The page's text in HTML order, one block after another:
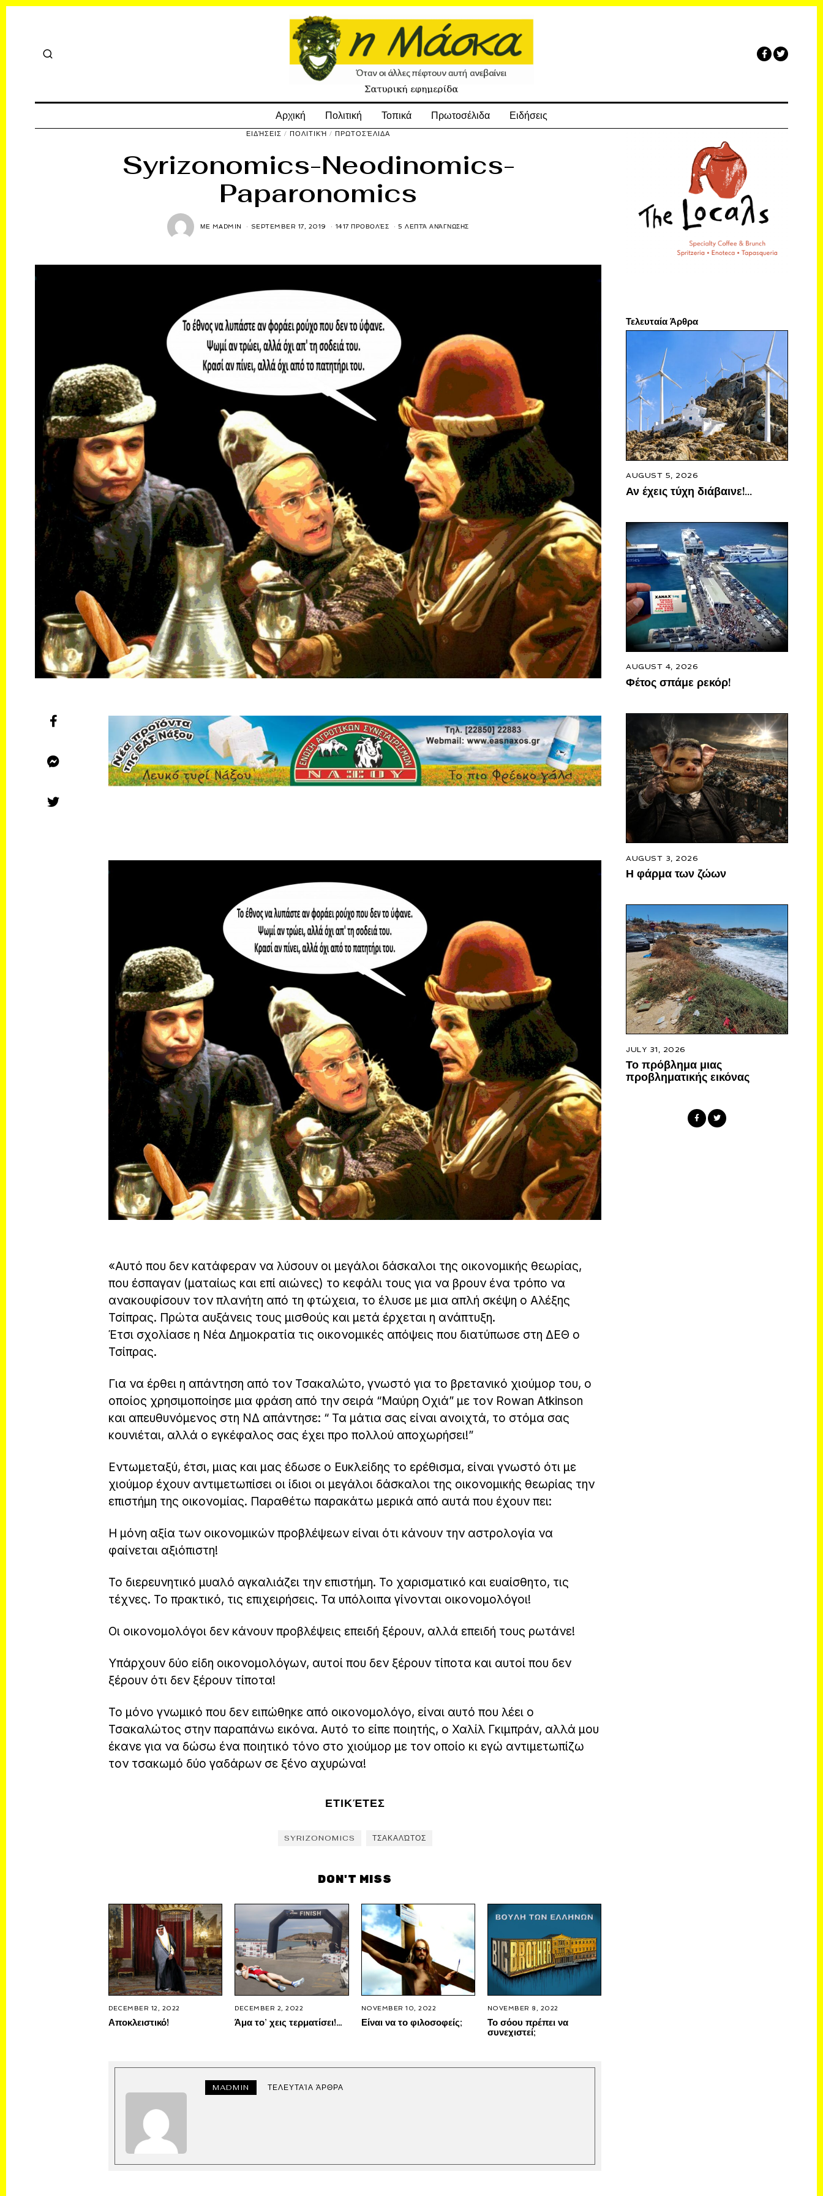
Αρχική Πολιτική Τοπικά Πρωτοσέλιδα Ειδήσεις
ΕΙΔΉΣΕΙΣ / ΠΟΛΙΤΙΚΉ / ΠΡΩΤΟΣΈΛΙΔΑ
Syrizonomics-Neodinomics-
Paparonomics
ΜΕ MADMIN SEPTEMBER 17, 2019 1417 ΠΡΟΒΟΛΈΣ 5 ΛΕΠΤΆ ΑΝΆΓΝΩΣΗΣ
«Αυτό που δεν κατάφεραν να λύσουν οι μεγάλοι δάσκαλοι της οικονομικής θεωρίας,
που έσπαγαν (ματαίως και επί αιώνες) το κεφάλι τους για να βρουν ένα τρόπο να
ανακουφίσουν τον πλανήτη από τη φτώχεια, το έλυσε με μια απλή σκέψη ο Αλέξης
Τσίπρας. Πρώτα αυξάνεις τους μισθούς και μετά έρχεται η ανάπτυξη.
Έτσι σχολίασε η Νέα Δημοκρατία τις οικονομικές απόψεις που διατύπωσε στη ΔΕΘ ο
Τσίπρας.
Για να έρθει η απάντηση από τον Τσακαλώτο, γνωστό για το βρετανικό χιούμορ του, ο
οποίος χρησιμοποίησε μια φράση από την σειρά “Μαύρη Οχιά” με τον Rowan Atkinson
και απευθυνόμενος στη ΝΔ απάντησε: “ Τα μάτια σας είναι ανοιχτά, το στόμα σας
κουνιέται, αλλά ο εγκέφαλος σας έχει προ πολλού αποχωρήσει!”
Εντωμεταξύ, έτσι, μιας και μας έδωσε ο Ευκλείδης το ερέθισμα, είναι γνωστό ότι με
χιούμορ έχουν αντιμετωπίσει οι ίδιοι οι μεγάλοι δάσκαλοι της οικονομικής θεωρίας την
επιστήμη της οικονομίας. Παραθέτω παρακάτω μερικά από αυτά που έχουν πει:
Η μόνη αξία των οικονομικών προβλέψεων είναι ότι κάνουν την αστρολογία να
φαίνεται αξιόπιστη!
Το διερευνητικό μυαλό αγκαλιάζει την επιστήμη. Το χαρισματικό και ευαίσθητο, τις
τέχνες. Το πρακτικό, τις επιχειρήσεις. Τα υπόλοιπα γίνονται οικονομολόγοι!
Οι οικονομολόγοι δεν κάνουν προβλέψεις επειδή ξέρουν, αλλά επειδή τους ρωτάνε!
Υπάρχουν δύο είδη οικονομολόγων, αυτοί που δεν ξέρουν τίποτα και αυτοί που δεν
ξέρουν ότι δεν ξέρουν τίποτα!
Το μόνο γνωμικό που δεν ειπώθηκε από οικονομολόγο, είναι αυτό που λέει ο
Τσακαλώτος στην παραπάνω εικόνα. Αυτό το είπε ποιητής, ο Χαλίλ Γκιμπράν, αλλά μου
έκανε για να δώσω ένα ποιητικό τόνο στο χιούμορ με τον οποίο κι εγώ αντιμετωπίζω
τον τσακωμό δύο γαδάρων σε ξένο αχυρώνα!
ΕΤΙΚΈΤΕΣ
SYRIZONOMICS ΤΣΑΚΑΛΏΤΟΣ
DON'T MISS
DECEMBER 12, 2022
Αποκλειστικό!
DECEMBER 2, 2022
Άμα το’ χεις τερματίσει!…
NOVEMBER 10, 2022
Είναι να το φιλοσοφείς;
NOVEMBER 8, 2022
Το σόου πρέπει να
συνεχιστεί;
MADMIN ΤΕΛΕΥΤΑΊΑ ΆΡΘΡΑ
Τελευταία Άρθρα
AUGUST 5, 2026
Αν έχεις τύχη διάβαινε!…
AUGUST 4, 2026
Φέτος σπάμε ρεκόρ!
AUGUST 3, 2026
Η φάρμα των ζώων
JULY 31, 2026
Το πρόβλημα μιας
προβληματικής εικόνας